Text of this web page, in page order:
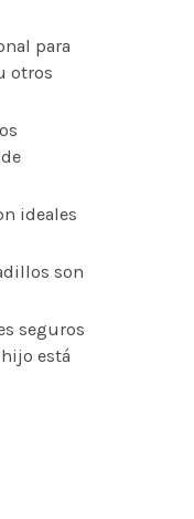
para
otros
ideales
son
seguros
está